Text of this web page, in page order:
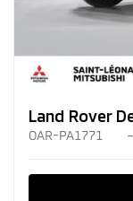
Land Rover
OAR-PA1771